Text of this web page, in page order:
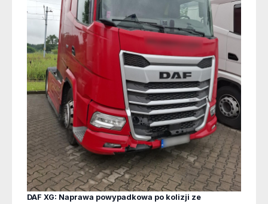
DAF XG: Naprawa powypadkowa po kolizji ze